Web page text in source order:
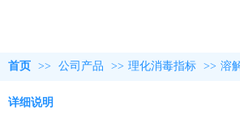
首页 >> 公司产品 >> 理化消毒指标 >> 溶
详细说明